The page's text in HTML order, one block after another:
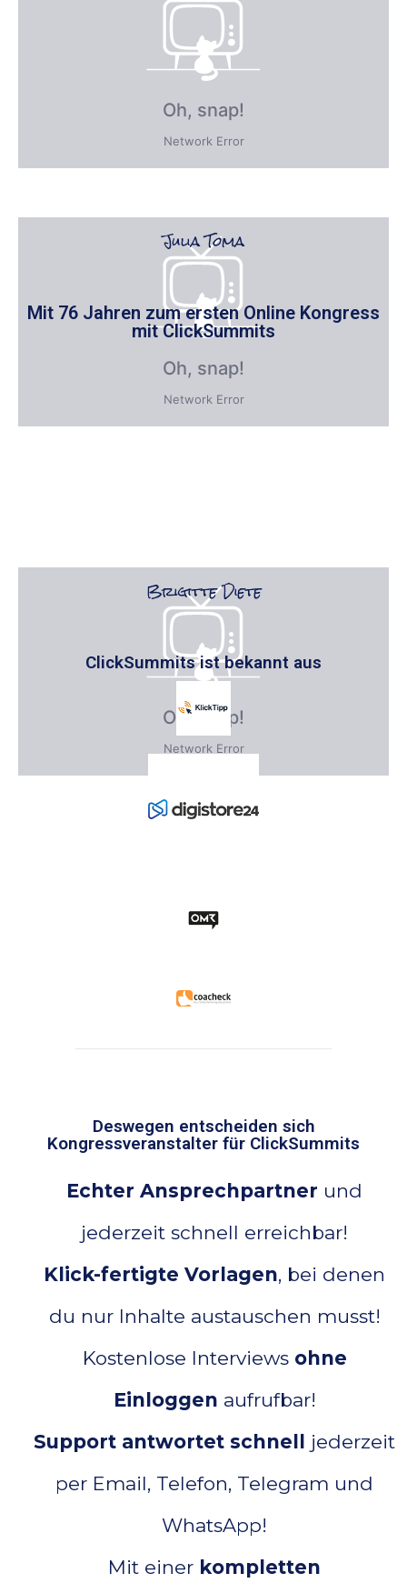
Julia Toma
Mit 76 Jahren zum ersten Online Kongress
mit ClickSummits
Brigitte Diete
ClickSummits ist bekannt aus
Deswegen entscheiden sich
Kongressveranstalter für ClickSummits
Echter Ansprechpartner und
jederzeit schnell erreichbar!
Klick-fertigte Vorlagen, bei denen
du nur Inhalte austauschen musst!
Kostenlose Interviews ohne
Einloggen aufrufbar!
Support antwortet schnell jederzeit
per Email, Telefon, Telegram und
WhatsApp!
Mit einer kompletten